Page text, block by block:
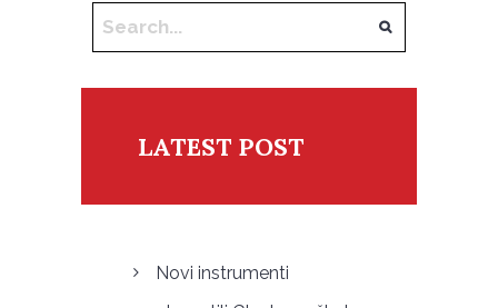
LATEST POST
Novi instrumenti